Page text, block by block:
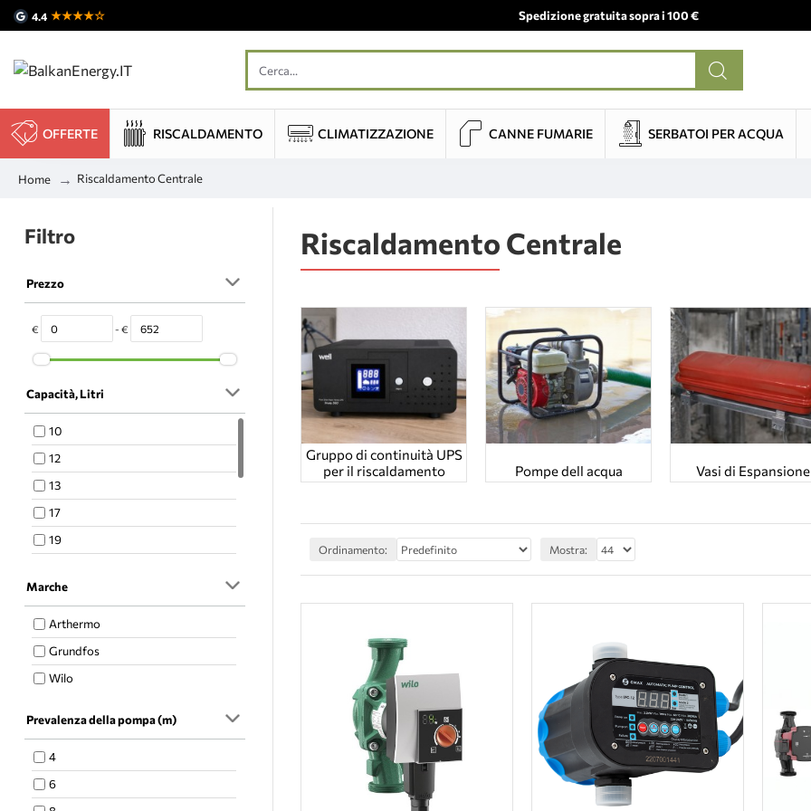
4.4 ★★★★☆ Spedizione gratuita sopra i 100 €
OFFERTE RISCALDAMENTO CLIMATIZZAZIONE CANNE FUMARIE SERBATOI PER ACQUA
Home Riscaldamento Centrale
Filtro
Prezzo
€ - €
Capacità, Litri
10
12
13
17
19
24
33
35
50
8
Marche
Arthermo
Grundfos
Wilo
Prevalenza della pompa (m)
4
6
Riscaldamento Centrale
Gruppo di continuità UPS
per il riscaldamento
Pompe dell acqua Vasi di Espansione
Ordinamento: Mostra: